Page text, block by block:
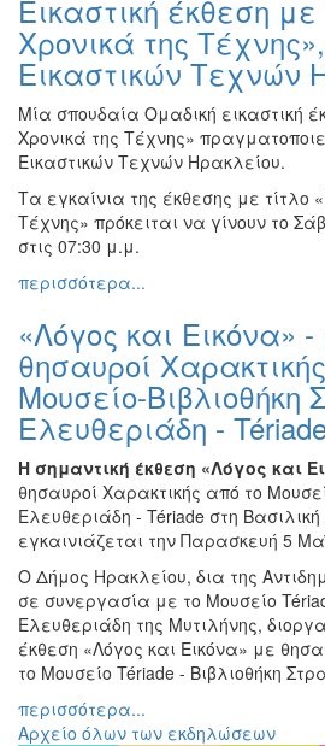
Ζωγραφική
Φωτογραφία
Τραγούδι
Μουσική
Κινηματογράφος
Χορός
Θέατρο
Παζάρι
Ειδών
Συνέδρια
Ημερίδες
-
Διημερίδες
Σεμινάρια-
Διαλέξεις-
Ομιλίες
Διάφορες
Εκδηλώσεις
για
Παιδιά
Άλλες
Εκδηλώσεις
Εικαστική έκθεση
Χρονικά της
Εικαστικών Τεχνών
Μία σπουδαία Ομαδική εικαστική
Χρονικά της Τέχνης»
Εικαστικών Τεχνών Ηρακλείου.
Τα εγκαίνια της έκθεσης με τίτλο
Τέχνης» πρόκειται να γίνουν το
στις 07:30 μ.μ.
περισσότερα...
«Λόγος και Εικόνα» -
θησαυροί
Μουσείο-Βιβλιοθήκη
Ελευθεριάδη -
Η σημαντική έκθεση «Λόγος και
θησαυροί Χαρακτικής από το
Ελευθεριάδη - Tériade στη
εγκαινιάζεται την Παρασκευή 5
Ο Δήμος Ηρακλείου, δια της
σε συνεργασία με το Μουσείο
Ελευθεριάδη της Μυτιλήνης,
έκθεση «Λόγος και Εικόνα» με
το Μουσείο Tériade - Βιβλιοθήκη
περισσότερα...
Αρχείο όλων των εκδηλώσεων